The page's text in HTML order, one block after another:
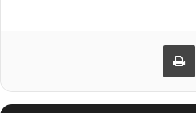
Share via
Print